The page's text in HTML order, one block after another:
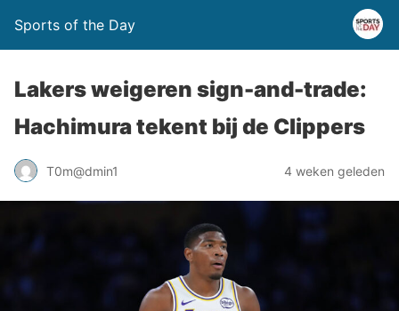
Sports of the Day
Lakers weigeren sign-and-trade:
Hachimura tekent bij de Clippers
T0m@dmin1 4 weken geleden